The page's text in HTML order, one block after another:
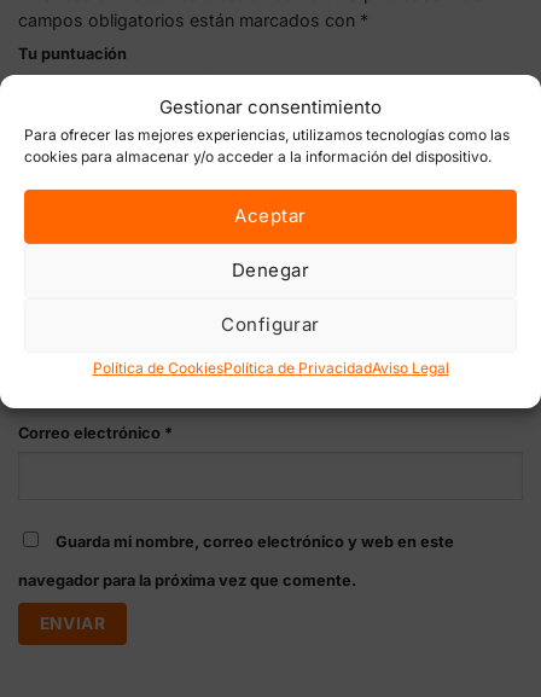
Gestionar consentimiento
Para ofrecer las mejores experiencias, utilizamos tecnologías como las
cookies para almacenar y/o acceder a la información del dispositivo.
Aceptar
Denegar
Configurar
Política de CookiesPolítica de PrivacidadAviso Legal
campos obligatorios están marcados con *
Tu puntuación
Correo electrónico *
Guarda mi nombre, correo electrónico y web en este
navegador para la próxima vez que comente.